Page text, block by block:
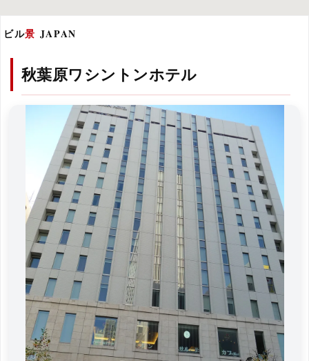
ビル景 JAPAN
秋葉原ワシントンホテル